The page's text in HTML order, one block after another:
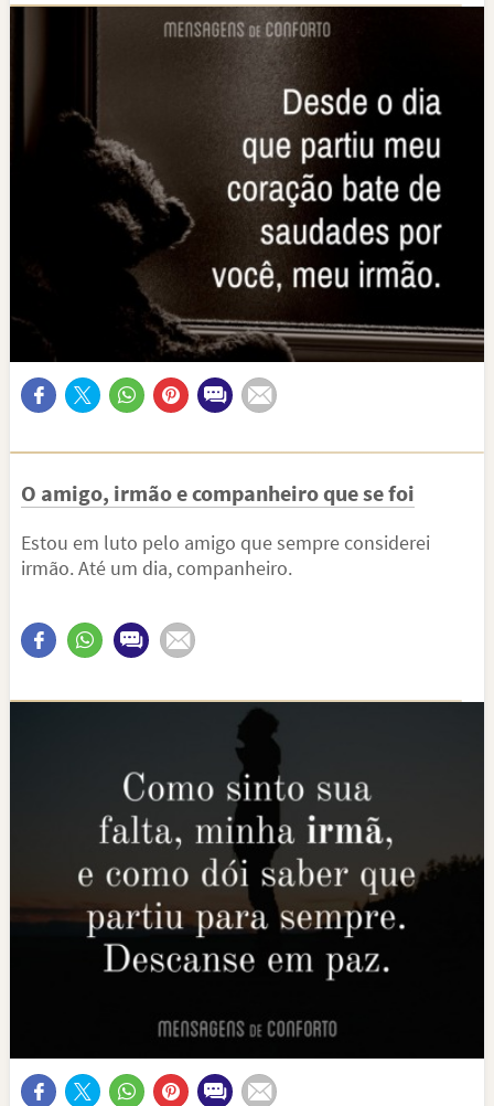
O amigo, irmão e companheiro que se foi
Estou em luto pelo amigo que sempre considerei
irmão. Até um dia, companheiro.